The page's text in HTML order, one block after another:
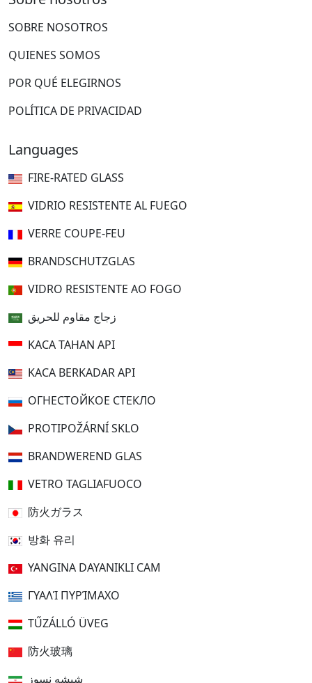
SOBRE NOSOTROS
QUIENES SOMOS
POR QUÉ ELEGIRNOS
POLÍTICA DE PRIVACIDAD
Languages
FIRE-RATED GLASS
VIDRIO RESISTENTE AL FUEGO
VERRE COUPE-FEU
BRANDSCHUTZGLAS
VIDRO RESISTENTE AO FOGO
زجاج مقاوم للحريق
KACA TAHAN API
KACA BERKADAR API
ОГНЕСТОЙКОЕ СТЕКЛО
PROTIPOŽÁRNÍ SKLO
BRANDWEREND GLAS
VETRO TAGLIAFUOCO
防火ガラス
방화 유리
YANGINA DAYANIKLI CAM
ΓΥΑΛΊ ΠΥΡΊΜΑΧΟ
TŰZÁLLÓ ÜVEG
防火玻璃
شیشه نسوز